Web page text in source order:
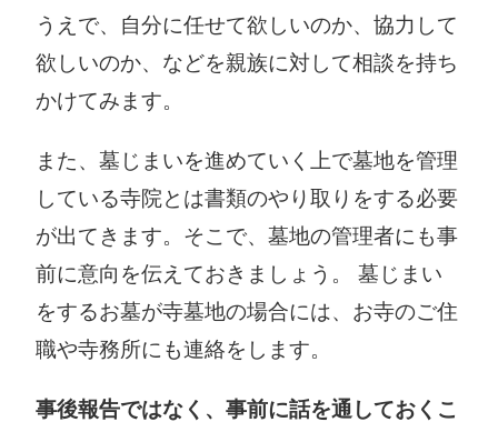
うえで、自分に任せて欲しいのか、協力して
欲しいのか、などを親族に対して相談を持ち
かけてみます。
また、墓じまいを進めていく上で墓地を管理
している寺院とは書類のやり取りをする必要
が出てきます。そこで、墓地の管理者にも事
前に意向を伝えておきましょう。 墓じまい
をするお墓が寺墓地の場合には、お寺のご住
職や寺務所にも連絡をします。
事後報告ではなく、事前に話を通しておくこ